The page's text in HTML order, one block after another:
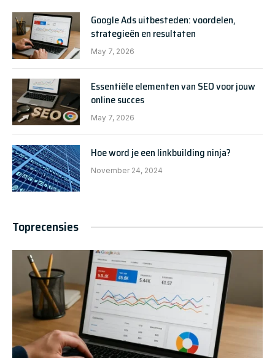
Google Ads uitbesteden: voordelen,
strategieën en resultaten
May 7, 2026
Essentiële elementen van SEO voor jouw
online succes
May 7, 2026
Hoe word je een linkbuilding ninja?
November 24, 2024
Toprecensies